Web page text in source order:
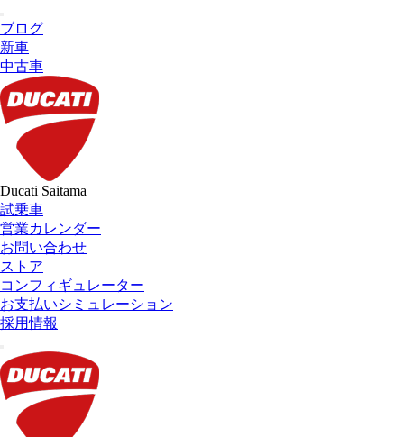
ブログ
新車
中古車
Ducati Saitama
試乗車
営業カレンダー
お問い合わせ
ストア
コンフィギュレーター
お支払いシミュレーション
採用情報